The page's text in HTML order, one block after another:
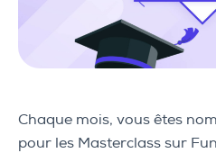
Chaque mois, vous êtes
pour les Masterclass sur